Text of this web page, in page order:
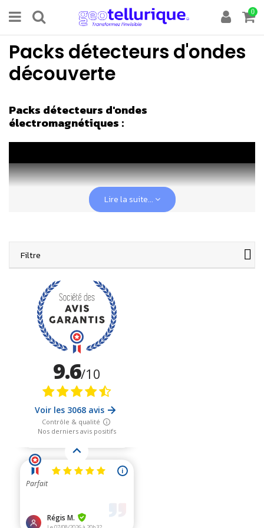
0
Packs détecteurs d'ondes
découverte
Packs détecteurs d'ondes
électromagnétiques :
packs découvertes
s'adressent à toutes les personnes
qui veulent découvrir les ondes invisibles qui les entourent
avec du matériel efficace et adapté à moindre coût.
packs permettent de valider ce qui les entourent en terme
d'ondes électromagnétiques, pour les principales sources, que
cela soit des hautes fréquences ou hyperfréquences, ou des
basses fréquences en champ électriques et magnétiques.
Ce sont des packs qui peuvent
qui permettent des mesures relativement fiables et à moindre
coût. Ils permettent devalider l'essentiel des corrections
indispensablesà mettre en place chez vous, au moins pour
toutes les pollutions qui proviennent de l'intérieur, liés à vos
appareils qui fonctionnent avec des ondes autour de vous.
Lire la suite...
Filtre